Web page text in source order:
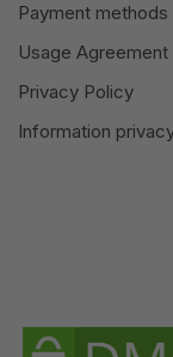
Payment methods
Usage Agreement
Privacy Policy
Information